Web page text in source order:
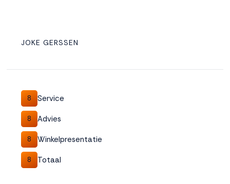
JOKE GERSSEN
8 Service
8 Advies
8 Winkelpresentatie
8 Totaal